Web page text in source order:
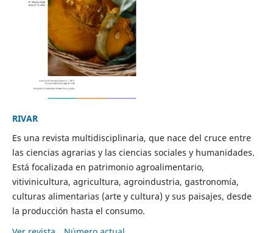
RIVAR
Es una revista multidisciplinaria, que nace del cruce entre
las ciencias agrarias y las ciencias sociales y humanidades.
Está focalizada en patrimonio agroalimentario,
vitivinicultura, agricultura, agroindustria, gastronomía,
culturas alimentarias (arte y cultura) y sus paisajes, desde
la producción hasta el consumo.